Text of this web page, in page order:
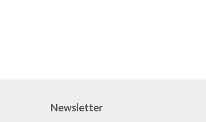
Newsletter